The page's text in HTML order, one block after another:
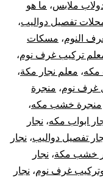
ملابس، ما هو
تفصيل دواليب،
النوم، مسكات
تركيب غرف نوم،
مكه، معلم نجار مكة،
غرف نوم، منجرة
منجرة خشب مكه،
ابواب مكه، نجار
تفصيل دواليب، نجار
خشب مكة، نجار
غرف نوم، نجار